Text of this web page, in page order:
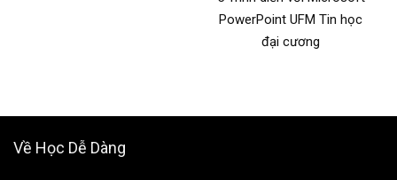
PowerPoint UFM Tin học
đại cương
Về Học Dễ Dàng